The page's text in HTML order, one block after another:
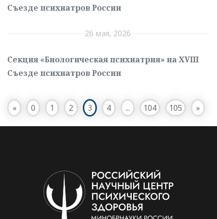
Съезде психиатров России
26 мая, 2026
Секция «Биологическая психиатрия» на XVIII
Съезде психиатров России
« 0 1 2 3 4 ... 104 105 »